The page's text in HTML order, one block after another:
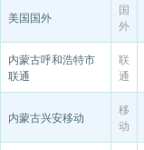
美国国外
国
外
内蒙古呼和浩特市
联通
联
通
内蒙古兴安移动
移
动